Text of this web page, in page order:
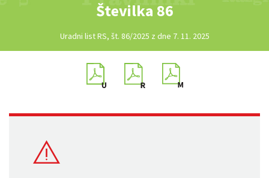
Številka 86
Uradni list RS, št. 86/2025 z dne 7. 11. 2025